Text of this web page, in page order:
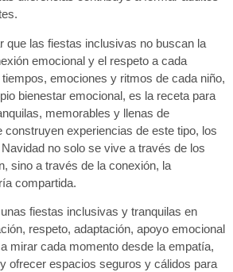
que las fiestas inclusivas no buscan la
emocional y el respeto a cada
emociones y ritmos de cada niño,
bienestar emocional, es la receta para
memorables y llenas de
construyen experiencias de este tipo, los
no solo se vive a través de los
sino a través de la conexión, la
compartida.
fiestas inclusivas y tranquilas en
respeto, adaptación, apoyo emocional
mirar cada momento desde la empatía,
ofrecer espacios seguros y cálidos para